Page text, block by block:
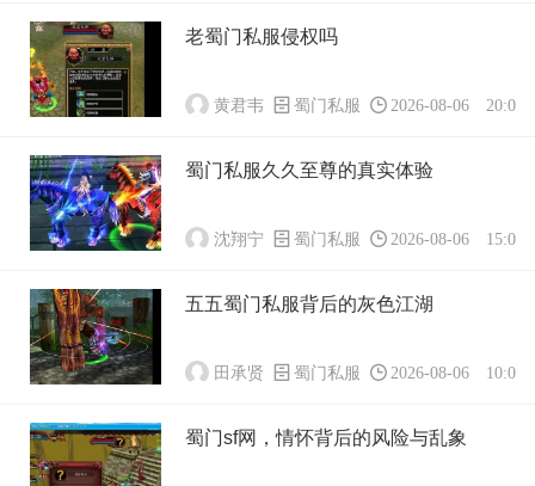
老蜀门私服侵权吗
黄君韦 蜀门私服 2026-08-06
蜀门私服久久至尊的真实体验
沈翔宁 蜀门私服 2026-08-06
五五蜀门私服背后的灰色江湖
田承贤 蜀门私服 2026-08-06
蜀门sf网，情怀背后的风险与乱象